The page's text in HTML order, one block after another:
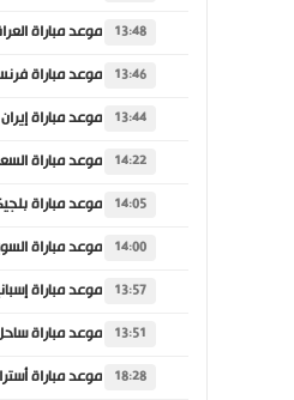
13:48
13:46
13:44
14:22
14:05
14:00
13:57
13:51
18:28